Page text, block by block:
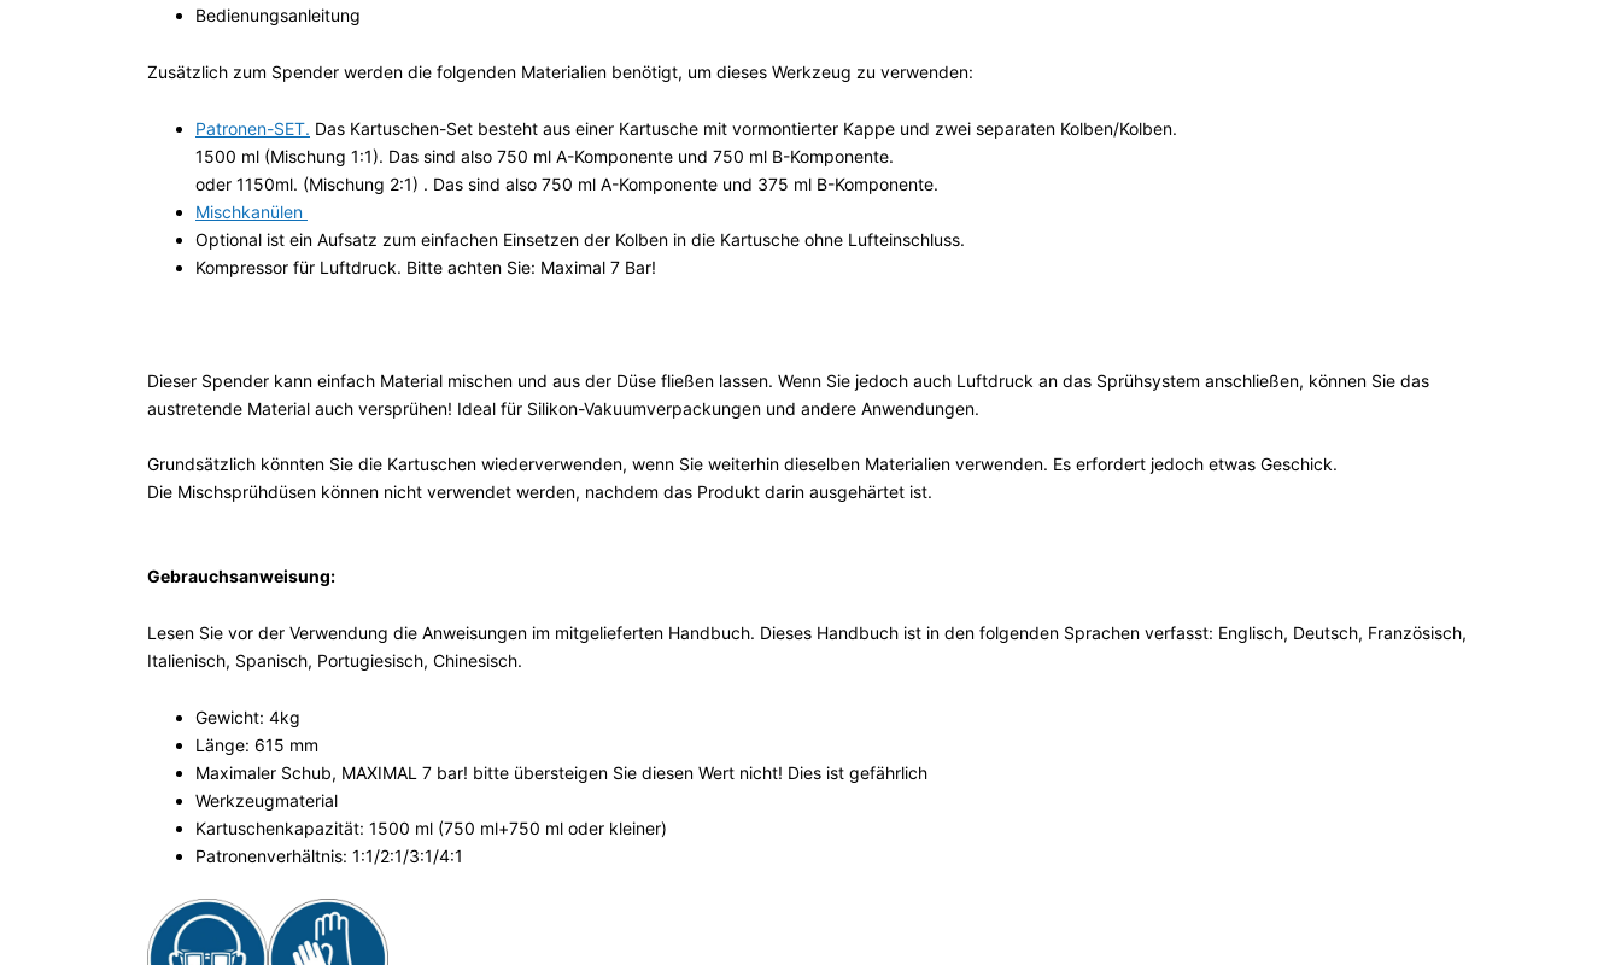
Bedienungsanleitung
Zusätzlich zum Spender werden die folgenden Materialien benötigt, um dieses Werkzeug zu verwenden:
Patronen-SET. Das Kartuschen-Set besteht aus einer Kartusche mit vormontierter Kappe und zwei separaten Kolben/Kolben.
1500 ml (Mischung 1:1). Das sind also 750 ml A-Komponente und 750 ml B-Komponente.
oder 1150ml. (Mischung 2:1) . Das sind also 750 ml A-Komponente und 375 ml B-Komponente.
Mischkanülen
Optional ist ein Aufsatz zum einfachen Einsetzen der Kolben in die Kartusche ohne Lufteinschluss.
Kompressor für Luftdruck. Bitte achten Sie: Maximal 7 Bar!
Dieser Spender kann einfach Material mischen und aus der Düse fließen lassen. Wenn Sie jedoch auch Luftdruck an das Sprühsystem anschließen, können Sie das
austretende Material auch versprühen! Ideal für Silikon-Vakuumverpackungen und andere Anwendungen.
Grundsätzlich könnten Sie die Kartuschen wiederverwenden, wenn Sie weiterhin dieselben Materialien verwenden. Es erfordert jedoch etwas Geschick.
Die Mischsprühdüsen können nicht verwendet werden, nachdem das Produkt darin ausgehärtet ist.
Gebrauchsanweisung:
Lesen Sie vor der Verwendung die Anweisungen im mitgelieferten Handbuch. Dieses Handbuch ist in den folgenden Sprachen verfasst: Englisch, Deutsch, Französisch,
Italienisch, Spanisch, Portugiesisch, Chinesisch.
Gewicht: 4kg
Länge: 615 mm
Maximaler Schub, MAXIMAL 7 bar! bitte übersteigen Sie diesen Wert nicht! Dies ist gefährlich
Werkzeugmaterial
Kartuschenkapazität: 1500 ml (750 ml+750 ml oder kleiner)
Patronenverhältnis: 1:1/2:1/3:1/4:1